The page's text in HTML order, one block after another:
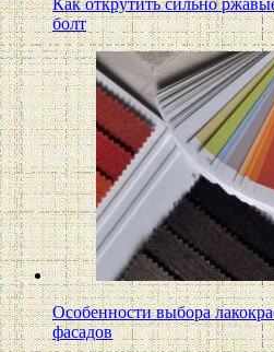
Как открутить сильно
болт
Особенности выбора
фасадов